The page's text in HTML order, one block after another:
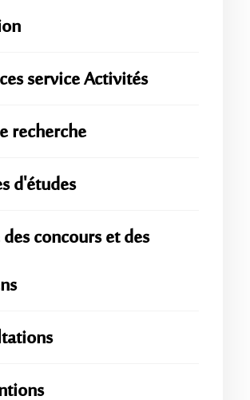
service Activités
recherche
d'études
concours et des